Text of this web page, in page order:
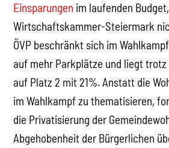
Einsparungen im laufenden
Wirtschaftskammer-Steiermark
ÖVP beschränkt sich im
auf mehr Parkplätze und liegt trotz
auf Platz 2 mit 21%. Anstatt die
im Wahlkampf zu thematisieren,
die Privatisierung der
Abgehobenheit der Bürgerlichen